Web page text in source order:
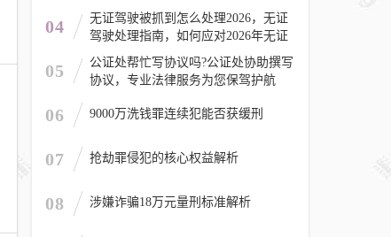
04
无证驾驶被抓到怎么处理2026，无证
驾驶处理指南，如何应对2026年无证
驾驶被抓情况
05
公证处帮忙写协议吗?公证处协助撰写
协议，专业法律服务为您保驾护航
06 9000万洗钱罪连续犯能否获缓刑
07 抢劫罪侵犯的核心权益解析
08 涉嫌诈骗18万元量刑标准解析